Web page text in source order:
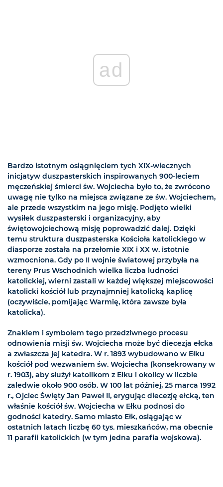
ad
Bardzo istotnym osiągnięciem tych XIX-wiecznych
inicjatyw duszpasterskich inspirowanych 900-leciem
męczeńskiej śmierci św. Wojciecha było to, że zwrócono
uwagę nie tylko na miejsca związane ze św. Wojciechem,
ale przede wszystkim na jego misję. Podjęto wielki
wysiłek duszpasterski i organizacyjny, aby
świętowojciechową misję poprowadzić dalej. Dzięki
temu struktura duszpasterska Kościoła katolickiego w
diasporze została na przełomie XIX i XX w. istotnie
wzmocniona. Gdy po II wojnie światowej przybyła na
tereny Prus Wschodnich wielka liczba ludności
katolickiej, wierni zastali w każdej większej miejscowości
katolicki kościół lub przynajmniej katolicką kaplicę
(oczywiście, pomijając Warmię, która zawsze była
katolicka).
Znakiem i symbolem tego przedziwnego procesu
odnowienia misji św. Wojciecha może być diecezja ełcka
a zwłaszcza jej katedra. W r. 1893 wybudowano w Ełku
kościół pod wezwaniem św. Wojciecha (konsekrowany w
r. 1903), aby służył katolikom z Ełku i okolicy w liczbie
zaledwie około 900 osób. W 100 lat później, 25 marca 1992
r., Ojciec Święty Jan Paweł II, erygując diecezję ełcką, ten
właśnie kościół św. Wojciecha w Ełku podnosi do
godności katedry. Samo miasto Ełk, osiągając w
ostatnich latach liczbę 60 tys. mieszkańców, ma obecnie
11 parafii katolickich (w tym jedna parafia wojskowa).